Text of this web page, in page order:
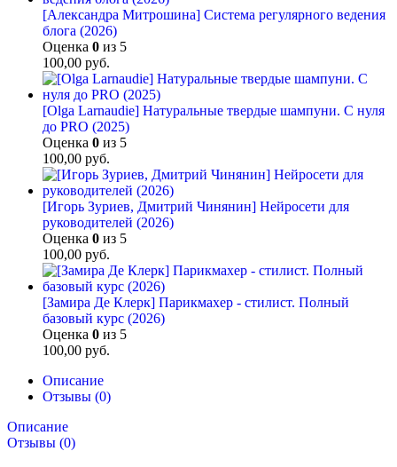
[Александра Митрошина] Система регулярного ведения
блога (2026)
Оценка 0 из 5
100,00 руб.
[Olga Larnaudie] Натуральные твердые шампуни. С нуля
до PRO (2025)
Оценка 0 из 5
100,00 руб.
[Игорь Зуриев, Дмитрий Чинянин] Нейросети для
руководителей (2026)
Оценка 0 из 5
100,00 руб.
[Замира Де Клерк] Парикмахер - стилист. Полный
базовый курс (2026)
Оценка 0 из 5
100,00 руб.
Описание
Отзывы (0)
Описание
Отзывы (0)